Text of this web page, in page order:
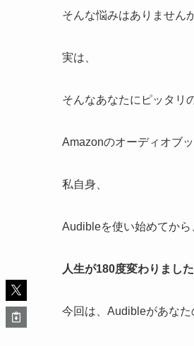
そんな悩みはありません
実は、
そんなあなたにピッタリ
Amazonのオーディオブ
私自身、
Audibleを使い始めてから
人生が180度変わりました
今回は、Audibleがあなた